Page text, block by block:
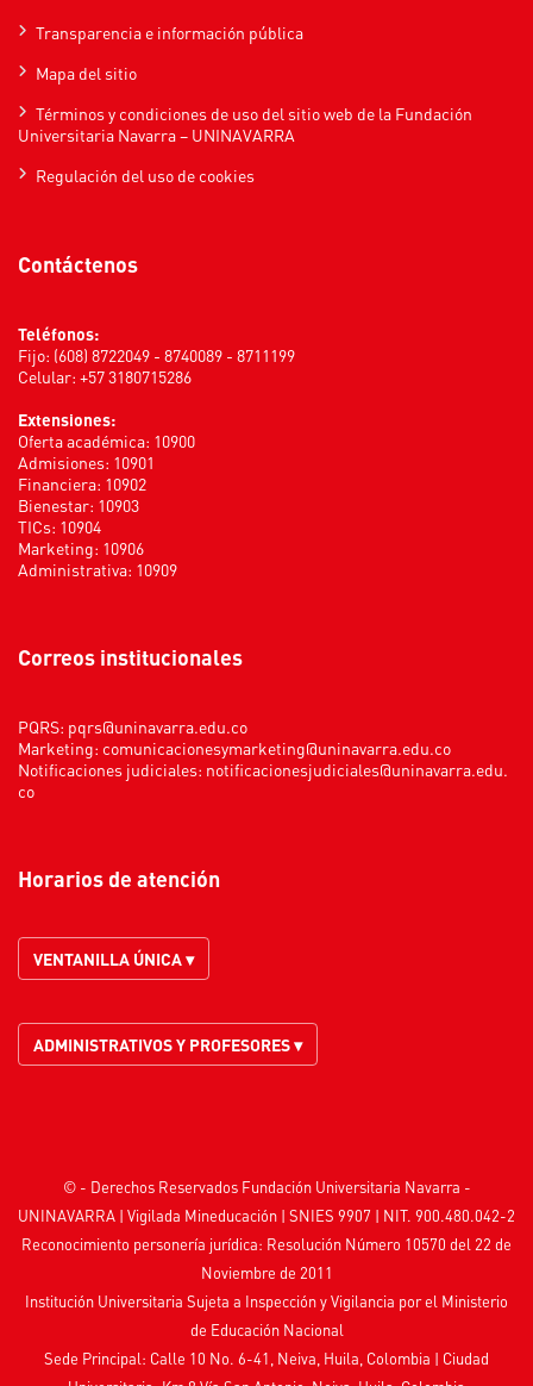
Transparencia e información pública
Mapa del sitio
Términos y condiciones de uso del sitio web de la Fundación
Universitaria Navarra – UNINAVARRA
Regulación del uso de cookies
Contáctenos
Teléfonos:
Fijo: (608) 8722049 - 8740089 - 8711199
Celular: +57 3180715286
Extensiones:
Oferta académica: 10900
Admisiones: 10901
Financiera: 10902
Bienestar: 10903
TICs: 10904
Marketing: 10906
Administrativa: 10909
Correos institucionales
PQRS: pqrs@uninavarra.edu.co
Marketing: comunicacionesymarketing@uninavarra.edu.co
Notificaciones judiciales: notificacionesjudiciales@uninavarra.edu.
co
Horarios de atención
VENTANILLA ÚNICA ▾
ADMINISTRATIVOS Y PROFESORES ▾
© - Derechos Reservados Fundación Universitaria Navarra -
UNINAVARRA | Vigilada Mineducación | SNIES 9907 | NIT. 900.480.042-2
Reconocimiento personería jurídica: Resolución Número 10570 del 22 de
Noviembre de 2011
Institución Universitaria Sujeta a Inspección y Vigilancia por el Ministerio
de Educación Nacional
Sede Principal: Calle 10 No. 6-41, Neiva, Huila, Colombia | Ciudad